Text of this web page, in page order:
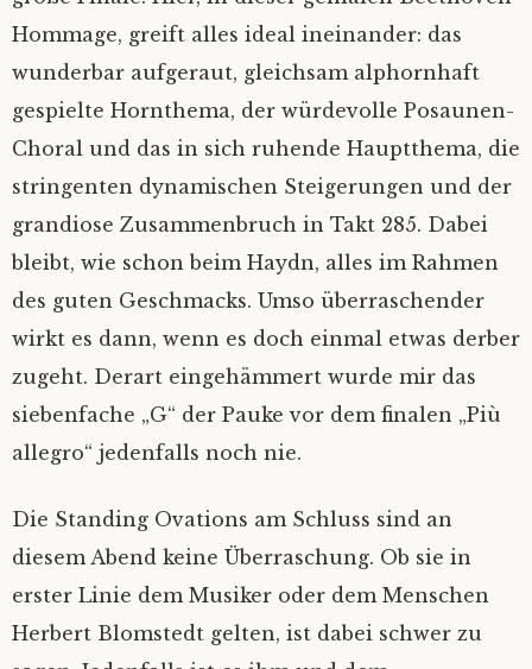
Hommage, greift alles ideal ineinander: das
wunderbar aufgeraut, gleichsam alphornhaft
gespielte Hornthema, der würdevolle Posaunen-
Choral und das in sich ruhende Hauptthema, die
stringenten dynamischen Steigerungen und der
grandiose Zusammenbruch in Takt 285. Dabei
bleibt, wie schon beim Haydn, alles im Rahmen
des guten Geschmacks. Umso überraschender
wirkt es dann, wenn es doch einmal etwas derber
zugeht. Derart eingehämmert wurde mir das
siebenfache „G“ der Pauke vor dem finalen „Più
allegro“ jedenfalls noch nie.
Die Standing Ovations am Schluss sind an
diesem Abend keine Überraschung. Ob sie in
erster Linie dem Musiker oder dem Menschen
Herbert Blomstedt gelten, ist dabei schwer zu